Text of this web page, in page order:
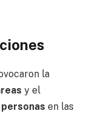
la
y el
en las